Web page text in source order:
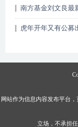
南方基金刘文良最
虎年开年又有公募
网站作为信息内容发布平台
立场，不承担